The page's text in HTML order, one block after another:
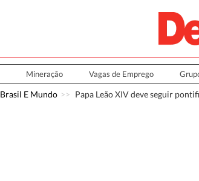
Mineração Vagas de Emprego
Brasil E Mundo Papa Leão XIV deve seguir